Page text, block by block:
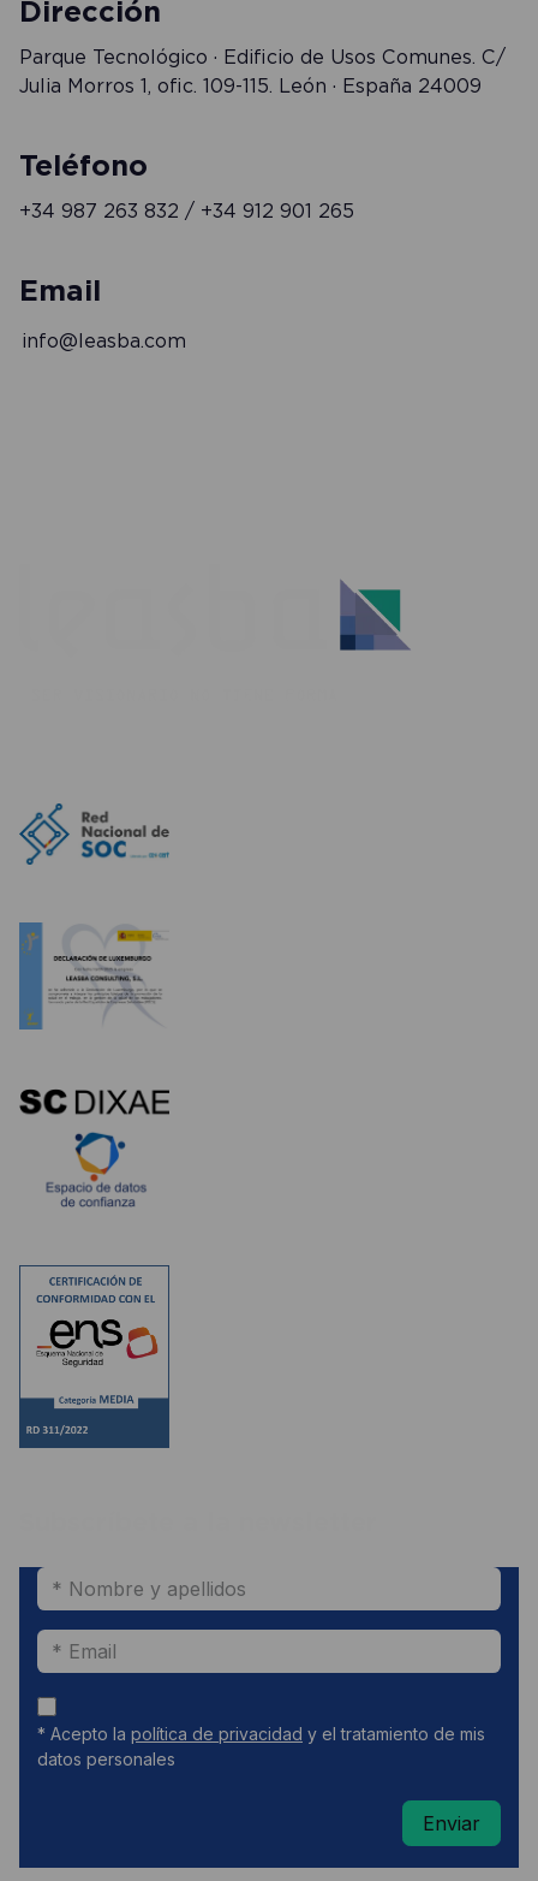
Dirección
Parque Tecnológico · Edificio de Usos Comunes. C/
Julia Morros 1, ofic. 109-115. León · España 24009
Teléfono
+34 987 263 832 / +34 912 901 265
Email
info@leasba.com